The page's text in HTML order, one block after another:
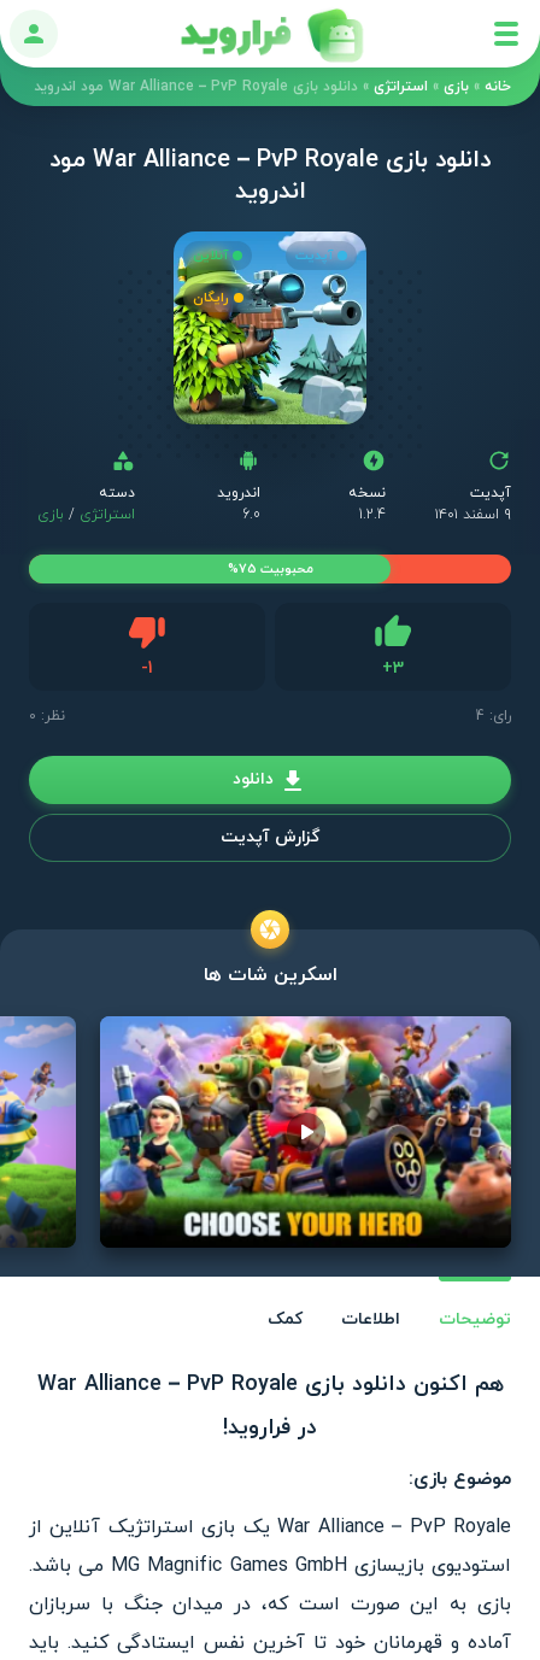
ورود
خانه » بازی » استراتژی » دانلود بازی War Alliance – PvP Royale مود اندروید
دانلود بازی War Alliance – PvP Royale مود
اندروید
آپدیت آنلاین
رایگان
آپدیت
۹ اسفند ۱۴۰۱
نسخه
1.2.4
اندروید
6.0
دسته
استراتژی / بازی
+3
-1
رای: 4 نظر: 0
محبوبیت 75%
دانلود
گزارش آپدیت
اسکرین شات ها
Play video
توضیحات اطلاعات کمک
هم اکنون دانلود بازی War Alliance – PvP Royale
در فراروید!
موضوع بازی:
War Alliance – PvP Royale یک بازی استراتژیک آنلاین از
استودیوی بازیسازی MG Magnific Games GmbH می باشد.
بازی به این صورت است که، در میدان جنگ با سربازان
آماده و قهرمانان خود تا آخرین نفس ایستادگی کنید. باید